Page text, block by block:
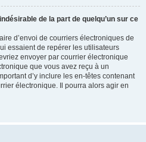
de la part de quelqu’un sur ce
d’envoi de courriers électroniques de
essaient de repérer les utilisateurs
envoyer par courrier électronique
que vous avez reçu à un
d’y inclure les en-têtes contenant
électronique. Il pourra alors agir en